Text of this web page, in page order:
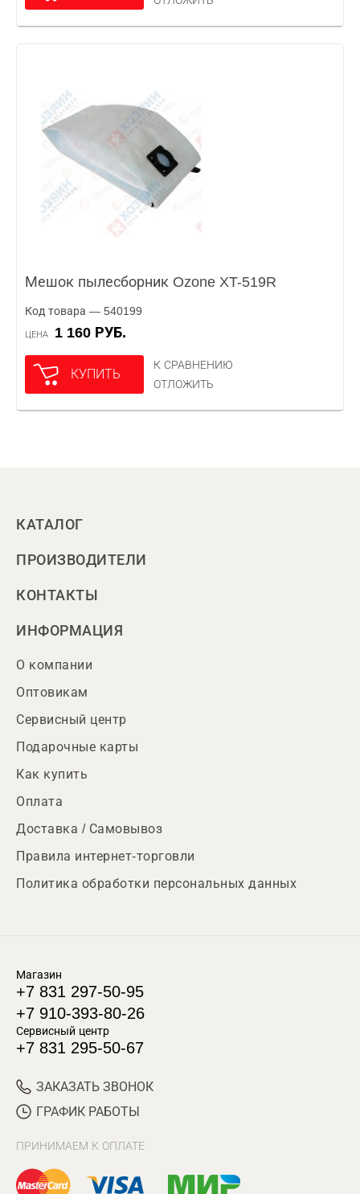
Мешок пылесборник Ozone XT-519R
Код товара — 540199
ЦЕНА 1 160 РУБ.
КУПИТЬ
К СРАВНЕНИЮ
ОТЛОЖИТЬ
КАТАЛОГ
ПРОИЗВОДИТЕЛИ
КОНТАКТЫ
ИНФОРМАЦИЯ
О компании
Оптовикам
Сервисный центр
Подарочные карты
Как купить
Оплата
Доставка / Самовывоз
Правила интернет-торговли
Политика обработки персональных данных
Магазин
+7 831 297-50-95
+7 910-393-80-26
Сервисный центр
+7 831 295-50-67
ЗАКАЗАТЬ ЗВОНОК
ГРАФИК РАБОТЫ
ПРИНИМАЕМ К ОПЛАТЕ